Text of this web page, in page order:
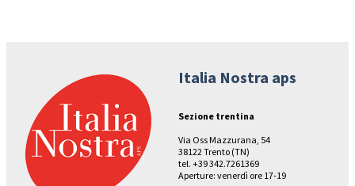
Italia Nostra aps
Sezione trentina
Via Oss Mazzurana, 54
38122 Trento (TN)
tel. +39 342.7261369
Aperture: venerdì ore 17-19